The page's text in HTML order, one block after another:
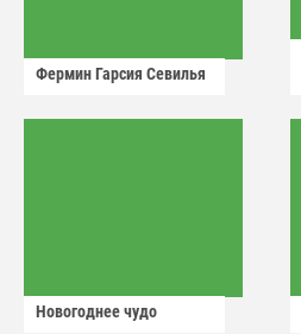
Фермин Гарсия Севилья
Новогоднее чудо